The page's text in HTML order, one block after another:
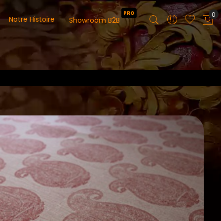
Notre Histoire Showroom B2B
PRO 0